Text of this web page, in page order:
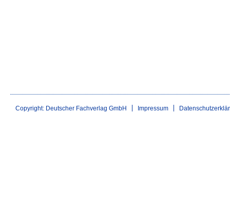
Copyright: Deutscher Fachverlag GmbH Impressum